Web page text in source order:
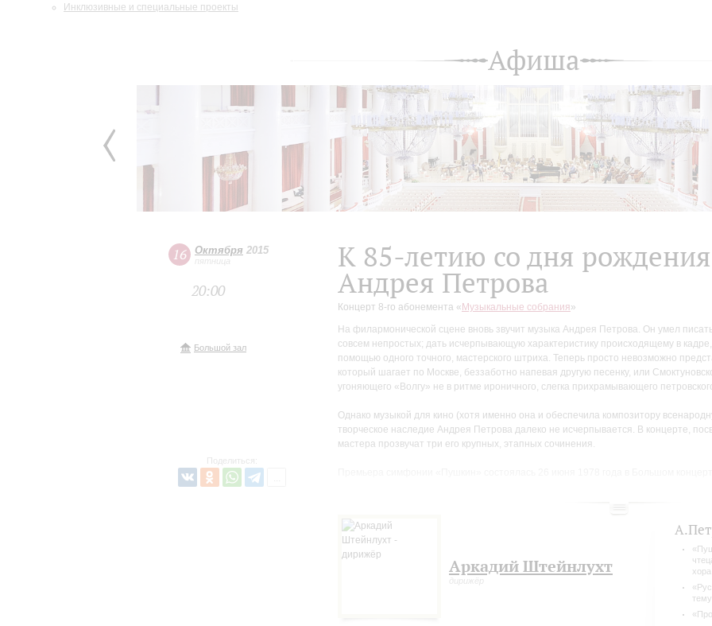
Инклюзивные и специальные проекты
Афиша
16 Октября 2015
пятница
20:00
Большой зал
Поделиться:
К 85-летию со дня рождения
Андрея Петрова
Концерт 8-го абонемента « Музыкальные собрания»
На филармонической сцене вновь звучит музыка Андрея Петрова. Он умел
совсем непростых; дать исчерпывающую характеристику происходящему в
помощью одного точного, мастерского штриха. Теперь просто невозможно
который шагает по Москве, беззаботно напевая другую песенку, или
угоняющего «Волгу» не в ритме ироничного, слегка прихрамывающего
Однако музыкой для кино (хотя именно она и обеспечила композитору
творческое наследие Андрея Петрова далеко не исчерпывается. В концерте,
мастера прозвучат три его крупных, этапных сочинения.
новизна звучания знаменитого эпизода колокольного звона в опере «Борис
всегда было немного жаль, что (как мне казалось) он так быстро заканчивается.
необыкновенную музыку… Так родился замысел вариаций на эту тему. Серия
колокольная" – это звуковые образы колокольных звонов, как бы
состояниям человека – то поэтичным, печальным, то радостным и
Симфония-фантазия «Прощание с...» была написана 2004 – 2005. Первое
Аркадий Штейнлухт
дирижёр